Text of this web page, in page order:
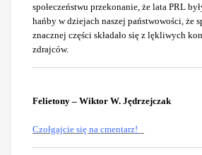
społeczeństwu przekonanie, że lata PRL
hańby w dziejach naszej państwowości, że
znacznej części składało się z lękliwych
zdrajców.
Felietony – Wiktor W. Jędrzejczak
Czołgajcie się na cmentarz!